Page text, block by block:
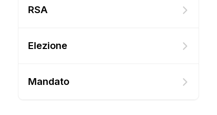
RSA
Elezione
Mandato